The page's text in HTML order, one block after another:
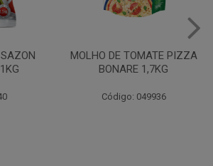
PIZZA
MARGARINA USO
PROFISSIONAL 80% CUKIN
Código: 062469